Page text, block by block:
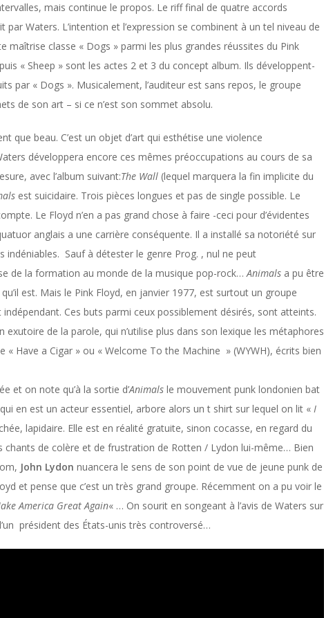
mais continue le propos. Le riff final de quatre accords
par Waters. L’intention et l’expression se combinent à un tel niveau de
maîtrise classe « Dogs » parmi les plus grandes réussites du Pink
« Sheep » sont les actes 2 et 3 du concept album. Ils développent-
par « Dogs ». Musicalement, l’auditeur est sans repos, le groupe
de son art – si ce n’est son sommet absolu.
que beau. C’est un objet d’art qui esthétise une violence
développera encore ces mêmes préoccupations au cours de sa
avec l’album suivant:The Wall (lequel marquera la fin implicite du
est suicidaire. Trois pièces longues et pas de single possible. Le
Le Floyd n’en a pas grand chose à faire -ceci pour d’évidentes
anglais a une carrière conséquente. Il a installé sa notoriété sur
indéniables. Sauf à détester le genre Prog. , nul ne peut
de la formation au monde de la musique pop-rock… Animals a pu être
est. Mais le Pink Floyd, en janvier 1977, est surtout un groupe
Ces buts parmi ceux possiblement désirés, sont atteints.
exutoire de la parole, qui n’utilise plus dans son lexique les métaphores
« Have a Cigar » ou « Welcome To the Machine » (WYWH), écrits bien
et on note qu’à la sortie d’Animals le mouvement punk londonien bat
qui en est un acteur essentiel, arbore alors un t shirt sur lequel on lit « I
lapidaire. Elle est en réalité gratuite, sinon cocasse, en regard du
chants de colère et de frustration de Rotten / Lydon lui-même… Bien
John Lydon nuancera le sens de son point de vue de jeune punk de
et pense que c’est un très grand groupe. Récemment on a pu voir le
America GreatAgain« … On sourit en songeant à l’avis de Waters sur
président des États-unis très controversé…